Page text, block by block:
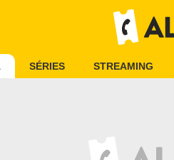
SÉRIES STREAMING